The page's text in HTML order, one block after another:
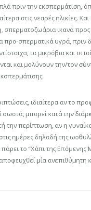
πριν την εκσπερμάτιση,
στις νεαρές ηλικίες.
σπερματοζωάρια ικανά προς
προ-σπερματικά υγρά, πριν
τα μικρόβια και οι
και μολύνουν την/τον
ιδιαίτερα αν το
σωστά, μπορεί κατά την
την περίπτωση, αν η γυναίκα
ημέρες δηλαδή της
το “Χάπι της Επόμενης
μία ανεπιθύμητη